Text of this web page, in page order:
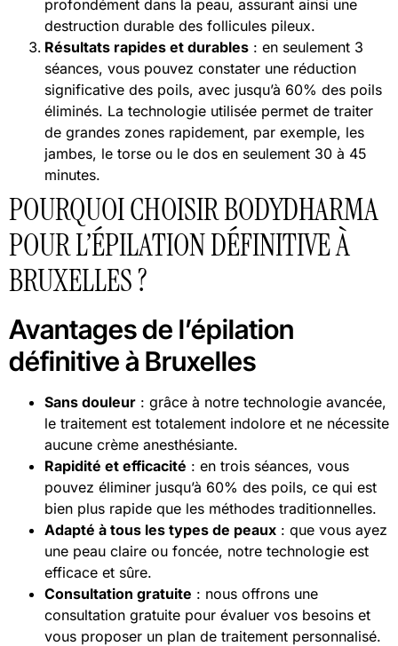
profondément dans la peau, assurant ainsi une
destruction durable des follicules pileux.
Résultats rapides et durables : en seulement 3
séances, vous pouvez constater une réduction
significative des poils, avec jusqu’à 60% des poils
éliminés. La technologie utilisée permet de traiter
de grandes zones rapidement, par exemple, les
jambes, le torse ou le dos en seulement 30 à 45
minutes.
POURQUOI CHOISIR BODYDHARMA
POUR L’ÉPILATION DÉFINITIVE À
BRUXELLES ?
Avantages de l’épilation
définitive à Bruxelles
Sans douleur : grâce à notre technologie avancée,
le traitement est totalement indolore et ne nécessite
aucune crème anesthésiante.
Rapidité et efficacité : en trois séances, vous
pouvez éliminer jusqu’à 60% des poils, ce qui est
bien plus rapide que les méthodes traditionnelles.
Adapté à tous les types de peaux : que vous ayez
une peau claire ou foncée, notre technologie est
efficace et sûre.
Consultation gratuite : nous offrons une
consultation gratuite pour évaluer vos besoins et
vous proposer un plan de traitement personnalisé.